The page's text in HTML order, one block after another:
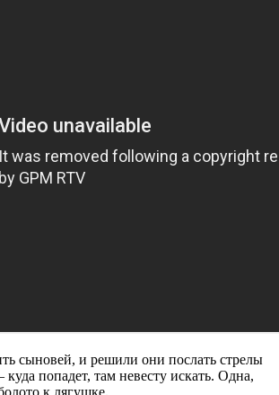
сыновей, и решили они послать стрелы
попадет, там невесту искать. Одна,
к лягушке.